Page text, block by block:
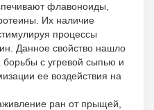
флавоноиды,
Их наличие
процессы
Данное свойство нашло
борьбы с угревой сыпью и
ее воздействия на
ран от прыщей,